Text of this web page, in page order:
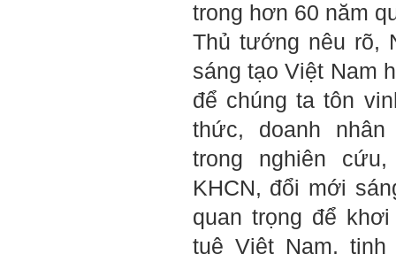
trong hơn 60 năm
Thủ tướng nêu rõ,
sáng tạo Việt Nam
để chúng ta tôn
thức, doanh
trong nghiên
KHCN, đổi mới
quan trọng để
tuệ Việt Nam,